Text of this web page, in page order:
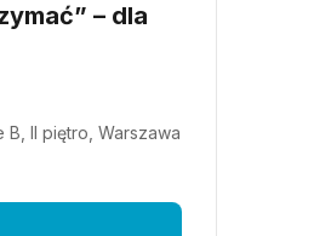
– dla
II piętro, Warszawa